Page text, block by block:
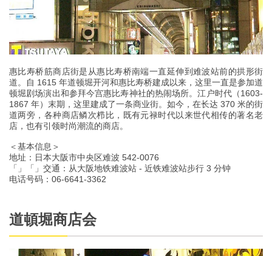
惠比寿桥筋商店街是从惠比寿桥南端一直延伸到难波站前的拱形街
道。自 1615 年道顿堀开河和惠比寿桥建成以来，这里一直是参加道
顿堀剧场演出和参拜今宫惠比寿神社的热闹场所。江户时代（1603-
1867 年）末期，这里建成了一条商业街。如今，在长达 370 米的街
道两旁，各种商店鳞次栉比，既有元禄时代以来世代相传的著名老
店，也有引领时尚潮流的商店。
＜基本信息＞
地址：日本大阪市中央区难波 542-0076
「」「」交通：从大阪地铁难波站 - 近铁难波站步行 3 分钟
电话号码：06-6641-3362
道頓堀商店会